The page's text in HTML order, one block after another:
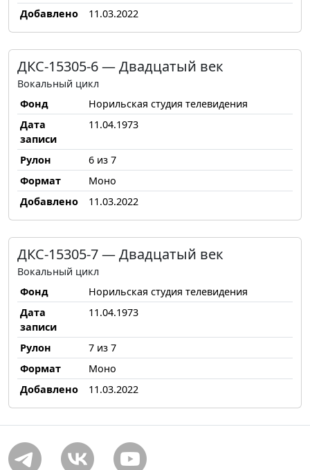
Добавлено
11.03.2022
ДКС-15305-6 — Двадцатый век
Вокальный цикл
Фонд
Норильская студия телевидения
Дата
записи
11.04.1973
Рулон
6 из 7
Формат
Моно
Добавлено
11.03.2022
ДКС-15305-7 — Двадцатый век
Вокальный цикл
Фонд
Норильская студия телевидения
Дата
записи
11.04.1973
Рулон
7 из 7
Формат
Моно
Добавлено
11.03.2022